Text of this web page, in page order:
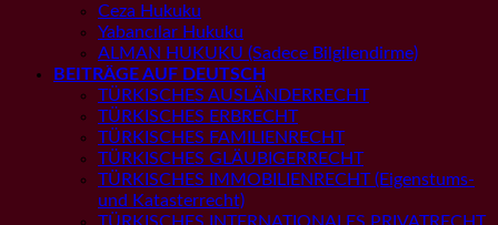
Ceza Hukuku
Yabancılar Hukuku
ALMAN HUKUKU (Sadece Bilgilendirme)
BEITRÄGE AUF DEUTSCH
TÜRKISCHES AUSLÄNDERRECHT
TÜRKISCHES ERBRECHT
TÜRKISCHES FAMILIENRECHT
TÜRKISCHES GLÄUBIGERRECHT
TÜRKISCHES IMMOBILIENRECHT (Eigenstums-
und Katasterrecht)